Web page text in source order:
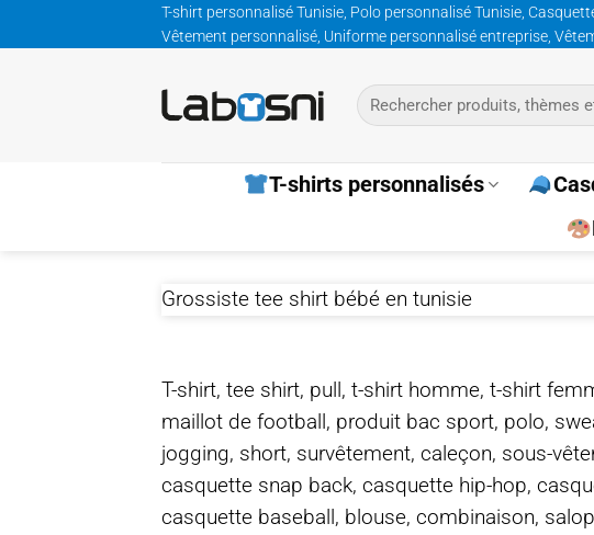
au
T-shirt personnalisé Tunisie, Polo personnalisé Tunisie,
Vêtement personnalisé, Uniforme personnalisé entreprise,
Recherche
pour :
T-shirts personnalisés
Grossiste tee shirt bébé en tunisie
T-shirt, tee shirt, pull, t-shirt homme, t-shirt
maillot de football, produit bac sport, polo,
jogging, short, survêtement, caleçon, sous-
casquette snap back, casquette hip-hop,
casquette baseball, blouse, combinaison,